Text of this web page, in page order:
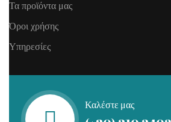
Τα προϊόντα μας
Όροι χρήσης
Υπηρεσίες
Καλέστε μας